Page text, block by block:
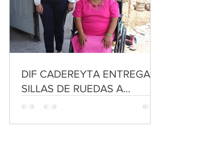
DIF CADEREYTA ENTREGA
SILLAS DE RUEDAS A
PERSONAS VULNERABLES